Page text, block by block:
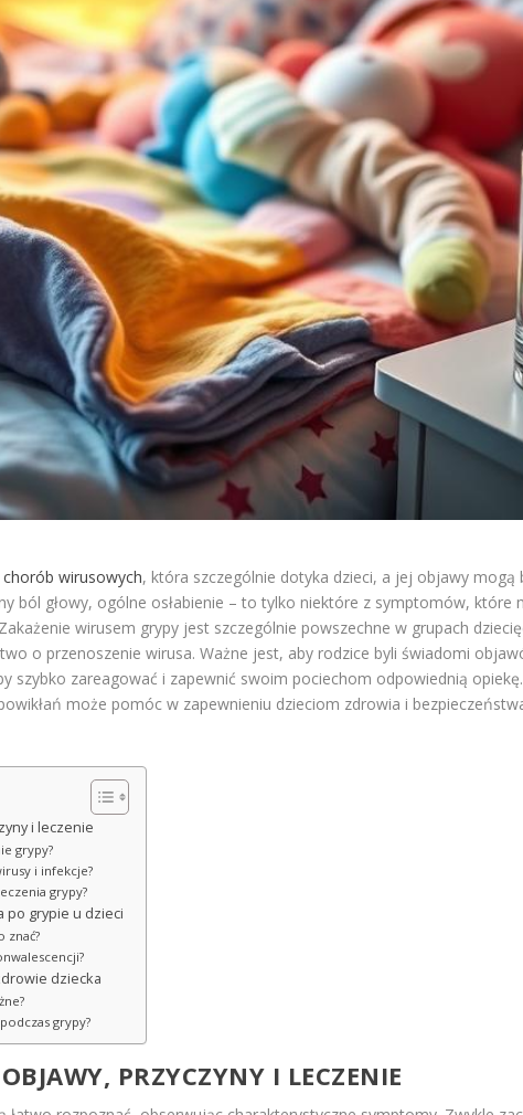
chorób wirusowych, która szczególnie dotyka dzieci, a jej objawy mogą
ból głowy, ogólne osłabienie – to tylko niektóre z symptomów, które
wirusem grypy jest szczególnie powszechne w grupach
o przenoszenie wirusa. Ważne jest, aby rodzice byli świadomi
szybko zareagować i zapewnić swoim pociechom odpowiednią
może pomóc w zapewnieniu dzieciom zdrowia i
i leczenie
grypy?
i infekcje?
grypy?
po grypie u dzieci
znać?
dziecka
grypy?
PRZYCZYNY I LECZENIE